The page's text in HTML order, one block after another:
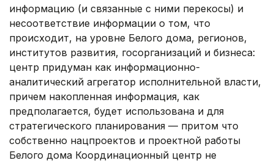
информацию (и связанные с ними перекосы) и
несоответствие информации о том, что
происходит, на уровне Белого дома, регионов,
институтов развития, госорганизаций и бизнеса:
центр придуман как информационно-
аналитический агрегатор исполнительной власти,
причем накопленная информация, как
предполагается, будет использована и для
стратегического планирования — притом что
собственно нацпроектов и проектной работы
Белого дома Координационный центр не